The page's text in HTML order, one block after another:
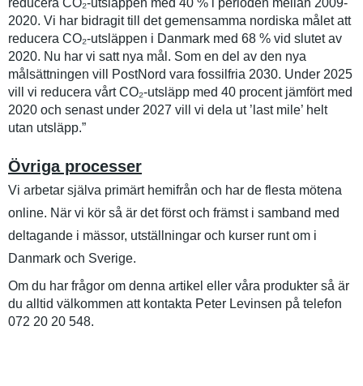
reducera CO₂-utsläppen med 40 % i perioden mellan 2009-
2020. Vi har bidragit till det gemensamma nordiska målet att
reducera CO₂-utsläppen i Danmark med 68 % vid slutet av
2020. Nu har vi satt nya mål. Som en del av den nya
målsättningen vill PostNord vara fossilfria 2030. Under 2025
vill vi reducera vårt CO₂-utsläpp med 40 procent jämfört med
2020 och senast under 2027 vill vi dela ut ’last mile’ helt
utan utsläpp.”
Övriga processer
Vi arbetar själva primärt hemifrån och har de flesta mötena
online. När vi kör så är det först och främst i samband med
deltagande i mässor, utställningar och kurser runt om i
Danmark och Sverige.
Om du har frågor om denna artikel eller våra produkter så är
du alltid välkommen att kontakta Peter Levinsen på telefon
072 20 20 548.